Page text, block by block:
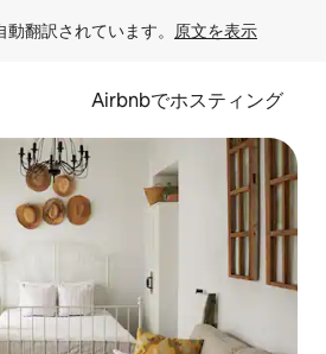
翻訳されています。 原文を表示
Airbnbでホスティング